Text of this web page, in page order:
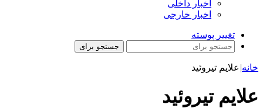
اخبار داخلی
اخبار خارجی
تغییر پوسته
جستجو برای
خانه| علایم تیروئيد
علایم تیروئيد